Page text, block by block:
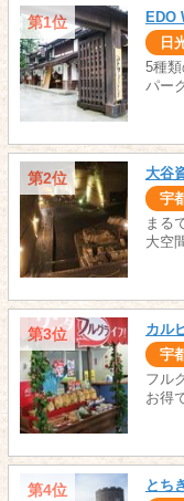
第1位 EDO
日
5種
パー
第2位 大谷
宇
まる
大空
第3位 カル
宇
フル
お得
第4位 とち